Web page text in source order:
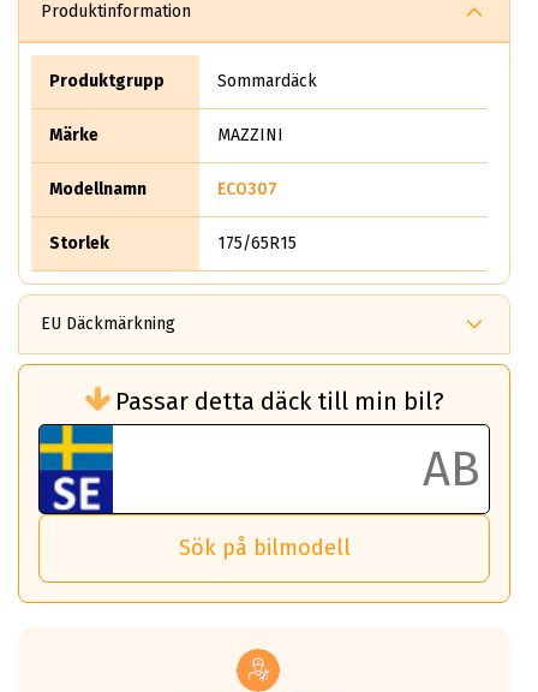
Produktinformation
Produktgrupp Sommardäck
Märke MAZZINI
Modellnamn ECO307
Storlek 175/65R15
EU Däckmärkning
bränsleförbrukningen)
Det ska vara en betygsskala från klass A
till G för rullmotstånd.
Ett klass A däck kommer ha 6,5% bättre
bränsleförbrukning än ett klass G däck.
Det betyder att om man kör 10,000 km,
så sparar man 50 liter bränsle med ett
vilken körstil du använder.
Passar detta däck till min bil?
Sök på bilmodell